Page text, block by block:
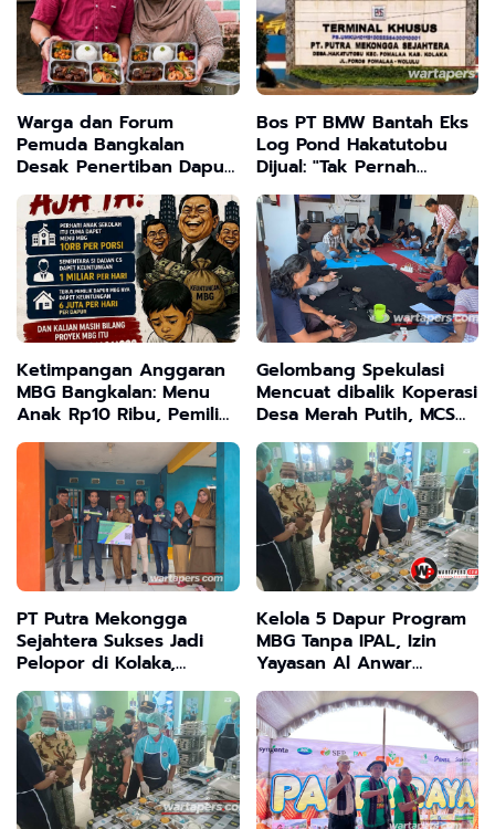
Warga dan Forum
Pemuda Bangkalan
Desak Penertiban Dapur
MBG dan SPPG Tak
Berizin
Bos PT BMW Bantah Eks
Log Pond Hakatutobu
Dijual: "Tak Pernah
Pindah Tangan"
Ketimpangan Anggaran
MBG Bangkalan: Menu
Anak Rp10 Ribu, Pemilik
Dapur Untung Jutaan,
'Dadan CS' Diduga Keruk
Rp1 Miliar Per Hari
Gelombang Spekulasi
Mencuat dibalik Koperasi
Desa Merah Putih, MCS
Desak Kodim 0828
Sampang Transparan
PT Putra Mekongga
Sejahtera Sukses Jadi
Pelopor di Kolaka,
Gratiskan BPJS
Ketenagakerjaan untuk
300 Pekerja Rentan
Kelola 5 Dapur Program
MBG Tanpa IPAL, Izin
Yayasan Al Anwar
Bangkalan
Dipertanyakan Warga